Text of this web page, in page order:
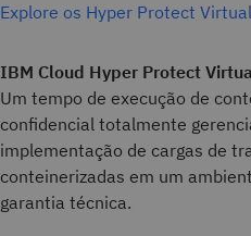
Explore os Hyper Protect
IBM Cloud Hyper Protect
Um tempo de execução de
confidencial totalmente
implementação de cargas de
conteinerizadas em um
garantia técnica.